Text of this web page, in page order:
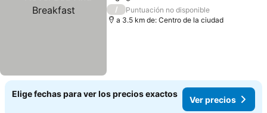
/
Puntuación no disponible
a 3.5 km de: Centro de la ciudad
Elige fechas para ver los precios exactos
Ver precios